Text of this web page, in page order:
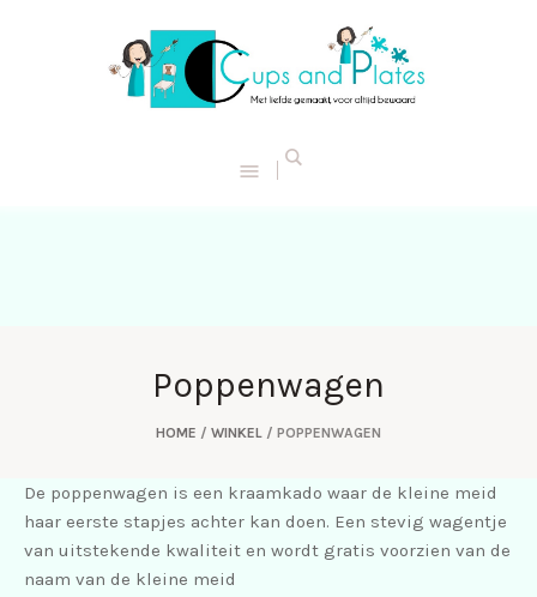
Poppenwagen
HOME / WINKEL / POPPENWAGEN
De poppenwagen is een kraamkado waar de kleine meid
haar eerste stapjes achter kan doen. Een stevig wagentje
van uitstekende kwaliteit en wordt gratis voorzien van de
naam van de kleine meid